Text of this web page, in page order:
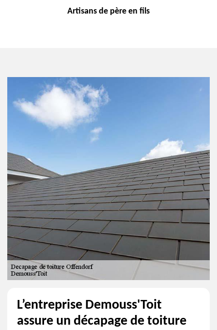
Artisans de père en fils
L’entreprise Demouss'Toit
assure un décapage de toiture